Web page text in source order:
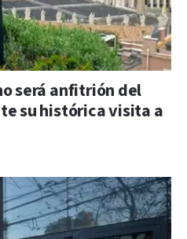
será anfitrión del
su histórica visita a